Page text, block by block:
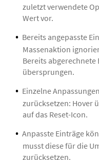
zuletzt verwendete
Wert vor.
Bereits angepasste
Massenaktion
Bereits
übersprungen.
Einzelne
zurücksetzen: Hover
auf das Reset-Icon.
Anpasste Einträge
musst diese für die
zurücksetzen.